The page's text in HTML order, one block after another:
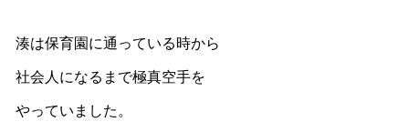
湊は保育園に通っている時から
社会人になるまで極真空手を
やっていました。